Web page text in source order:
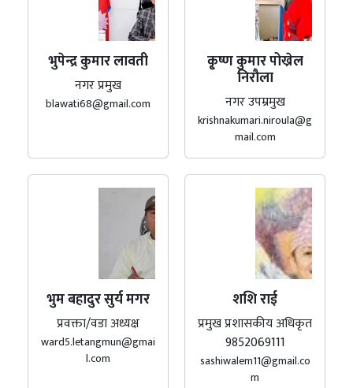
भुपेन्द्र कुमार लावती
नगर प्रमुख
blawati68@gmail.com
कृ्ष्ण कुमार पोख्रेल
निरौला
नगर उपम्रमुख
krishnakumari.niroula@g
mail.com
भुम बहादुर सुर्य मगर
प्रवक्ता/वडा अध्यक्ष
ward5.letangmun@gmai
l.com
शशि राई
प्रमुख प्रशासकीय अधिकृत
9852069111
sashiwalem11@gmail.co
m